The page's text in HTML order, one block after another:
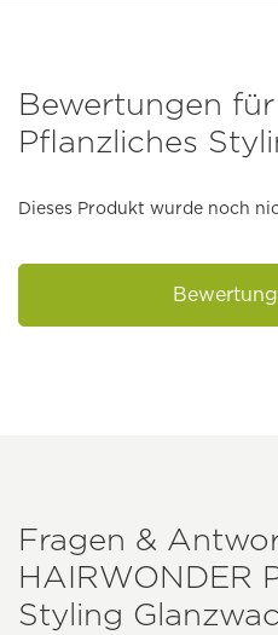
Bewertungen
Pflanzliches
Dieses Produkt wurde noch
Fragen &
HAIRWONDER
Styling